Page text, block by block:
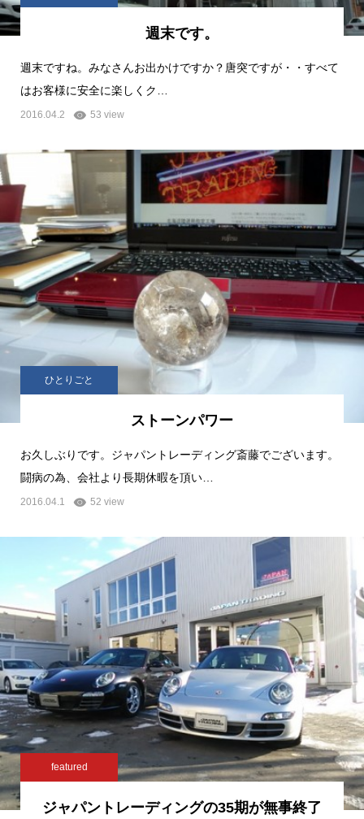
週末です。
週末ですね。みなさんお出かけですか？唐突ですが・・すべて
はお客様に安全に楽しくク…
2016.04.2 53 view
ひとりごと
ストーンパワー
お久しぶりです。ジャパントレーディング斎藤でございます。
闘病の為、会社より長期休暇を頂い…
2016.04.1 52 view
featured
ジャパントレーディングの35期が無事終了